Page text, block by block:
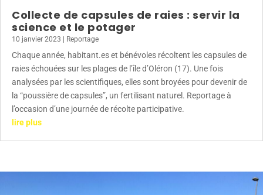
Collecte de capsules de raies : servir la
science et le potager
10 janvier 2023 Reportage
Chaque année, habitant.es et bénévoles récoltent les capsules de
raies échouées sur les plages de l’île d’Oléron (17). Une fois
analysées par les scientifiques, elles sont broyées pour devenir de
la “poussière de capsules”, un fertilisant naturel. Reportage à
l’occasion d’une journée de récolte participative.
lire plus